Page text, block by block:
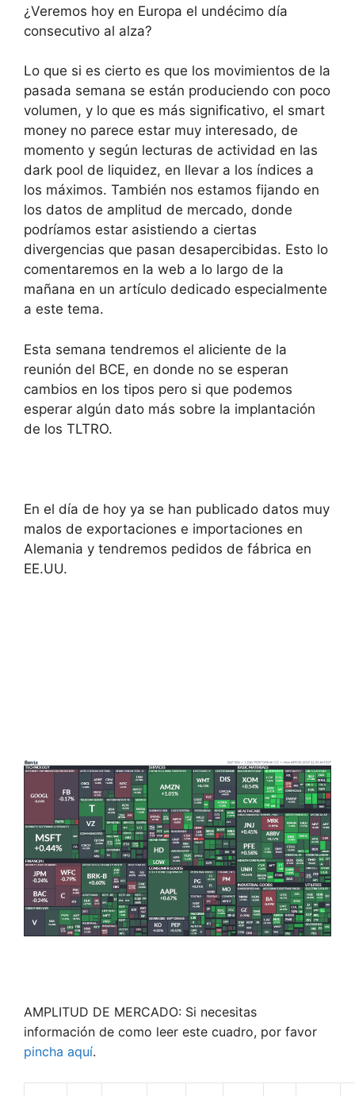
¿Veremos hoy en Europa el undécimo día
consecutivo al alza?
Lo que si es cierto es que los movimientos de la
pasada semana se están produciendo con poco
volumen, y lo que es más significativo, el smart
money no parece estar muy interesado, de
momento y según lecturas de actividad en las
dark pool de liquidez, en llevar a los índices a
los máximos. También nos estamos fijando en
los datos de amplitud de mercado, donde
podríamos estar asistiendo a ciertas
divergencias que pasan desapercibidas. Esto lo
comentaremos en la web a lo largo de la
mañana en un artículo dedicado especialmente
a este tema.
Esta semana tendremos el aliciente de la
reunión del BCE, en donde no se esperan
cambios en los tipos pero si que podemos
esperar algún dato más sobre la implantación
de los TLTRO.
En el día de hoy ya se han publicado datos muy
malos de exportaciones e importaciones en
Alemania y tendremos pedidos de fábrica en
EE.UU.
AMPLITUD DE MERCADO: Si necesitas
información de como leer este cuadro, por favor
pincha aquí.